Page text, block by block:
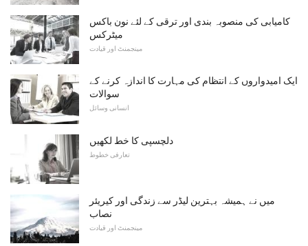
کامیابی کی منصوبہ بندی اور ترقی کے لئے نون باکس
میٹرکس
مینجمنٹ اور قیادت
ایک امیدواروں کے انتظام کی مہارت کا اندازہ کرنے کے
سوالات
انسانی وسائل
دلچسپی کا خط لکھیں
تعارفی خطوط
میں نے ہمیشہ بہترین لیڈر سے زندگی اور کیریئر
نصاب
مینجمنٹ اور قیادت